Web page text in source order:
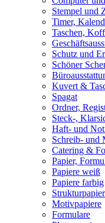
Stempel und
Timer,
Taschen,
Schutz und
Schöner
Kuvert &
Spagat
Ordner,
Steck-,
Haft- und
Schreib- und
Catering &
Papier,
Papiere weiß
Papiere farbig
Motivpapiere
Formulare